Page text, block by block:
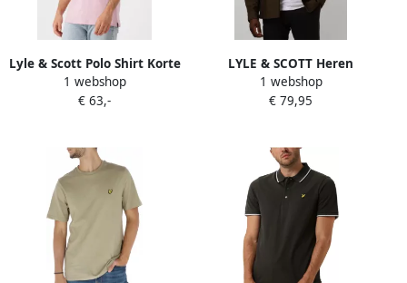
Lyle & Scott Polo Shirt Korte
Mouw Lyle & Scott Plain
Polo Shirt
1 webshop
€ 63,-
LYLE & SCOTT Heren
Overhemden Plain Oxford
Shirt Groen
1 webshop
€ 79,95